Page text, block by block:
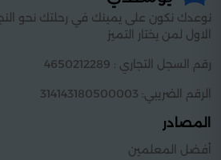
نوعدك نكون على يمينك في رحلتك نحو
الاول لمن يختار التميز
رقم السجل التجاري : 4650212289
الرقم الضريبي: 314143180500003
المصادر
أفضل المعلمين